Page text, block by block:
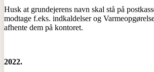
Husk at grundejerens navn skal stå på
modtage f.eks. indkaldelser og
afhente dem på kontoret.
2022.